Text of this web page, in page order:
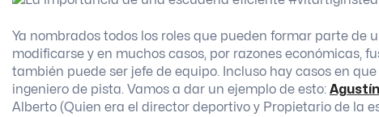
Ya nombrados todos los roles que pueden formar parte de
modificarse y en muchos casos, por razones económicas,
también puede ser jefe de equipo. Incluso hay casos en
ingeniero de pista. Vamos a dar un ejemplo de esto:
Alberto (Quien era el director deportivo y Propietario de la